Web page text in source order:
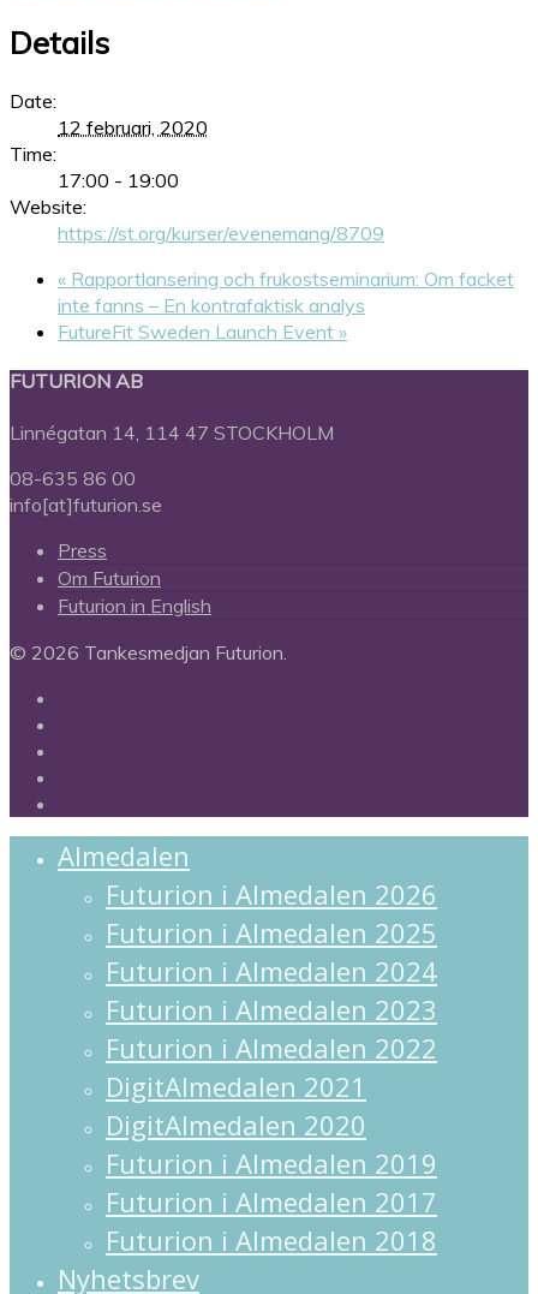
Details
Date:
12 februari, 2020
Time:
17:00 - 19:00
Website:
https://st.org/kurser/evenemang/8709
« Rapportlansering och frukostseminarium: Om facket
inte fanns – En kontrafaktisk analys
FutureFit Sweden Launch Event »
FUTURION AB
Linnégatan 14, 114 47 STOCKHOLM
08-635 86 00
info[at]futurion.se
Press
Om Futurion
Futurion in English
© 2026 Tankesmedjan Futurion.
Almedalen
Futurion i Almedalen 2026
Futurion i Almedalen 2025
Futurion i Almedalen 2024
Futurion i Almedalen 2023
Futurion i Almedalen 2022
DigitAlmedalen 2021
DigitAlmedalen 2020
Futurion i Almedalen 2019
Futurion i Almedalen 2017
Futurion i Almedalen 2018
Nyhetsbrev